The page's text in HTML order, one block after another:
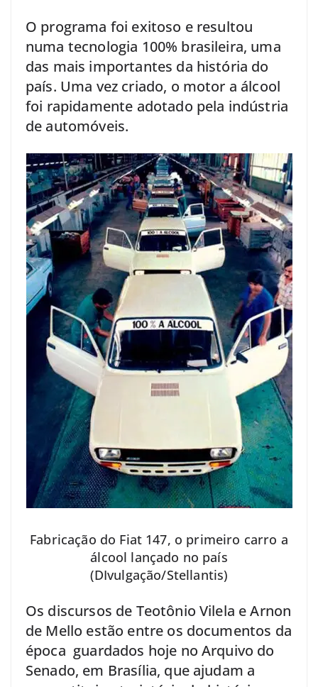
O programa foi exitoso e resultou
numa tecnologia 100% brasileira, uma
das mais importantes da história do
país. Uma vez criado, o motor a álcool
foi rapidamente adotado pela indústria
de automóveis.
Fabricação do Fiat 147, o primeiro carro a
álcool lançado no país
(DIvulgação/Stellantis)
Os discursos de Teotônio Vilela e Arnon
de Mello estão entre os documentos da
época guardados hoje no Arquivo do
Senado, em Brasília, que ajudam a